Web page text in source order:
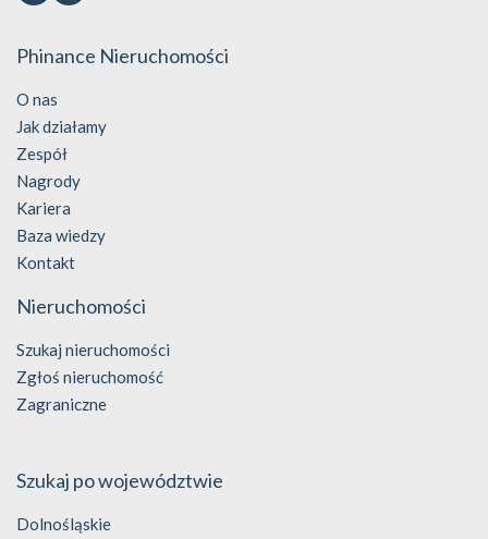
Phinance Nieruchomości
O nas
Jak działamy
Zespół
Nagrody
Kariera
Baza wiedzy
Kontakt
Nieruchomości
Szukaj nieruchomości
Zgłoś nieruchomość
Zagraniczne
Szukaj po województwie
Dolnośląskie